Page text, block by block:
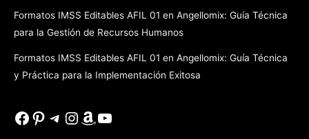
Formatos IMSS Editables AFIL 01 en Angellomix: Guía Técnica
para la Gestión de Recursos Humanos
Formatos IMSS Editables AFIL 01 en Angellomix: Guía Técnica
y Práctica para la Implementación Exitosa
Facebook
Pinterest
Telegram
Instagram
Amazon
YouTube